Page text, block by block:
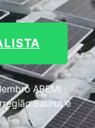
ABEMI ·
Bauru) e